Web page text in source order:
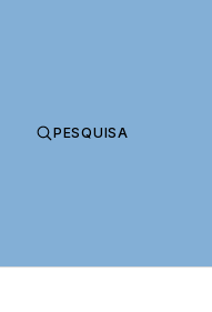
PESQUISA